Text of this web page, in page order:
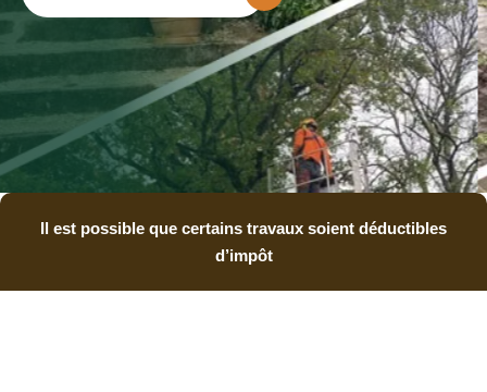
Il est possible que certains travaux soient déductibles
d’impôt